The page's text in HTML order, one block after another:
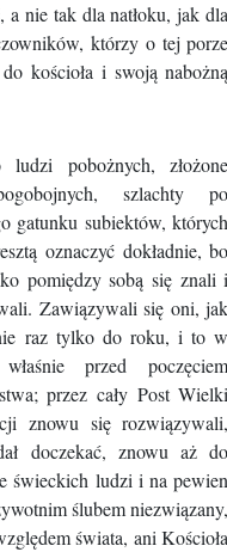
a nie tak dla natłoku, jak
którzy o tej
kościoła i swoją
pobożnych,
szlachty
gatunku subiektów,
oznaczyć dokładnie,
pomiędzy sobą się znali
Zawiązywali się oni,
raz tylko do roku, i to
przed
przez cały Post
znowu się
doczekać, znowu aż
świeckich ludzi i na
ślubem
świata, ani